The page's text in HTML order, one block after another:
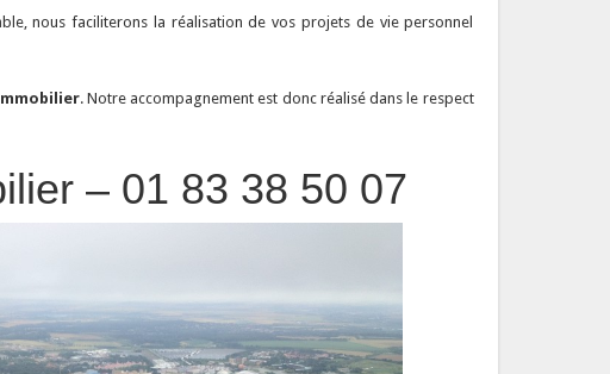
nous faciliterons la réalisation de vos projets de vie personnel
. Notre accompagnement est donc réalisé dans le respect
– 01 83 38 50 07